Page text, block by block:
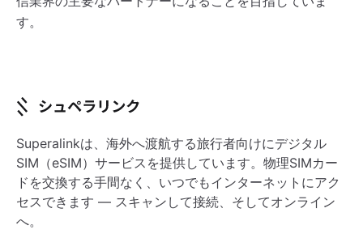
す。
Superalinkは、海外へ渡航する旅行者向けにデジタル
SIM（eSIM）サービスを提供しています。物理SIMカー
ドを交換する手間なく、いつでもインターネットにアク
セスできます — スキャンして接続、そしてオンライン
へ。